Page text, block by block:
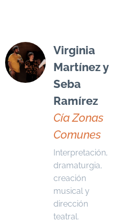
Virginia
Martínez y
Seba
Ramírez
Cía Zonas
Comunes
Interpretación,
dramaturgia,
creación
musical y
dirección
teatral.